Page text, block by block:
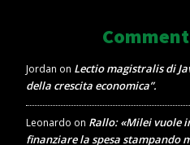
Jordan on Lectio magistralis di
della crescita economica”.
Leonardo on Rallo: «Milei vuole
finanziare la spesa stampando